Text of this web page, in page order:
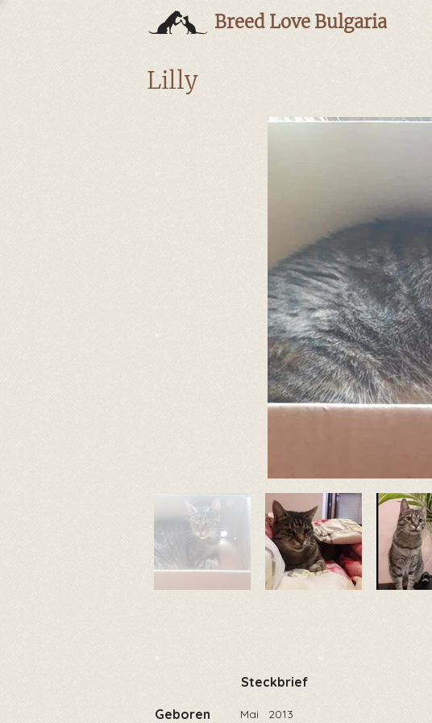
Breed Love Bulgaria
Lilly
Steckbrief
Mai 2013
Geboren